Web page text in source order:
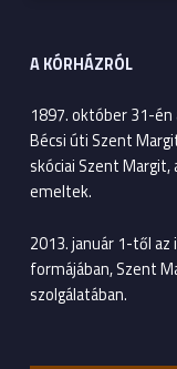
A KÓRHÁZRÓL
1897. október 31-
Bécsi úti Szent
skóciai Szent
emeltek.
2013. január 1-től
formájában, Szent
szolgálatában.